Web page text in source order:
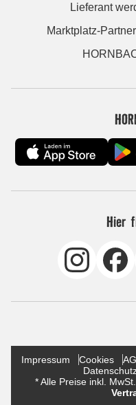
Lieferant
Marktplatz-
Hier
Impressum Cookies
* Alle Preise inkl.